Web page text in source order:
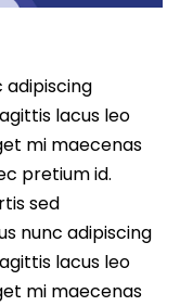
adipiscing
lacus leo
mi maecenas
pretium id.
sed
nunc adipiscing
lacus leo
mi maecenas